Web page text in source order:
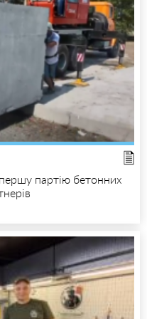
партію бетонних